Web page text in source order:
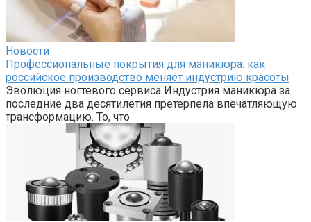
Новости
Профессиональные покрытия для маникюра: как
российское производство меняет индустрию красоты
Эволюция ногтевого сервиса Индустрия маникюра за
последние два десятилетия претерпела впечатляющую
трансформацию. То, что